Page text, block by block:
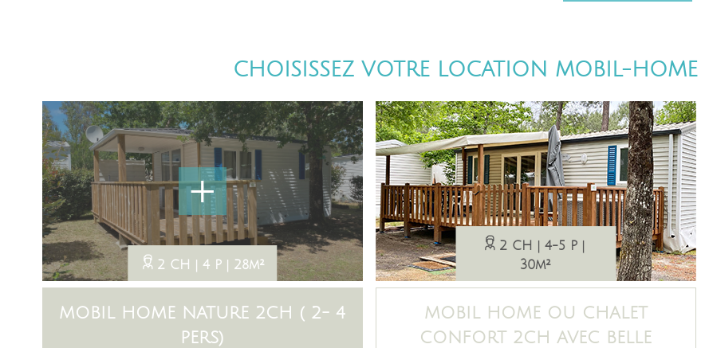
CHOISISSEZ VOTRE LOCATION MOBIL-HOME
+
2 CH 4 P 28m²
MOBIL HOME NATURE 2CH ( 2- 4
PERS)
2 CH
4-5 P
30m²
MOBIL HOME OU CHALET
CONFORT 2CH AVEC BELLE